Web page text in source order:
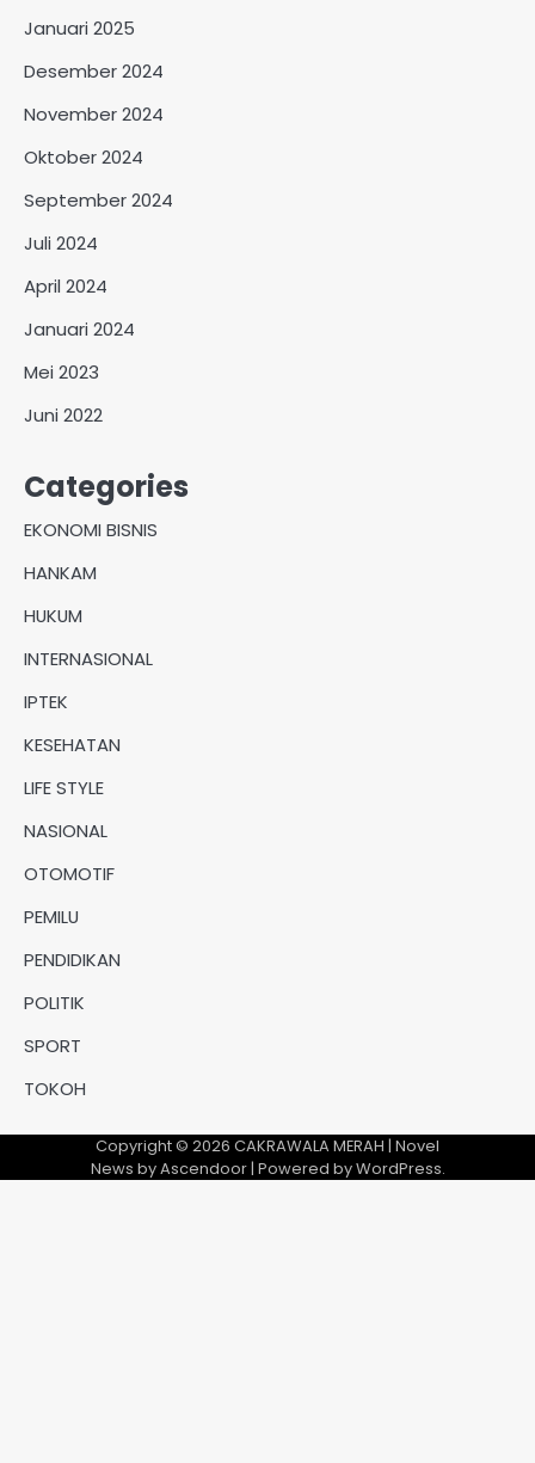
Januari 2025
Desember 2024
November 2024
Oktober 2024
September 2024
Juli 2024
April 2024
Januari 2024
Mei 2023
Juni 2022
Categories
EKONOMI BISNIS
HANKAM
HUKUM
INTERNASIONAL
IPTEK
KESEHATAN
LIFE STYLE
NASIONAL
OTOMOTIF
PEMILU
PENDIDIKAN
POLITIK
SPORT
TOKOH
Copyright © 2026 CAKRAWALA MERAH | Novel
News byAscendoor| Powered byWordPress.